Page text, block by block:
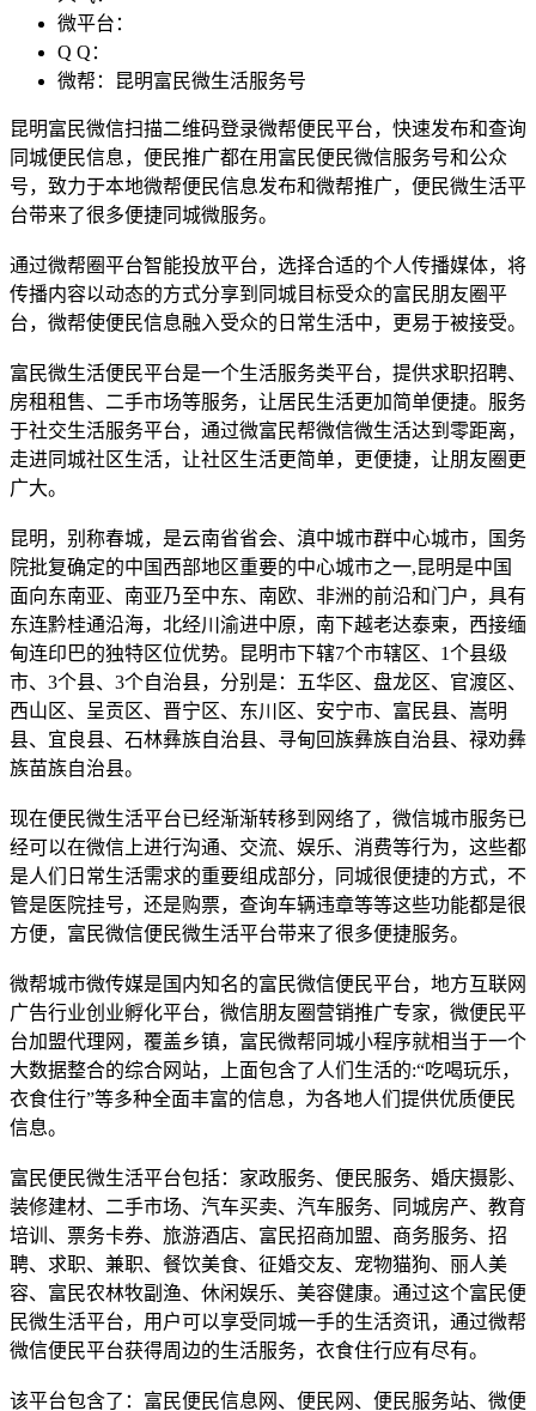
微平台：
Q Q：
微帮：昆明富民微生活服务号
昆明富民微信扫描二维码登录微帮便民平台，快速发布和查询
同城便民信息，便民推广都在用富民便民微信服务号和公众
号，致力于本地微帮便民信息发布和微帮推广，便民微生活平
台带来了很多便捷同城微服务。
通过微帮圈平台智能投放平台，选择合适的个人传播媒体，将
传播内容以动态的方式分享到同城目标受众的富民朋友圈平
台，微帮使便民信息融入受众的日常生活中，更易于被接受。
富民微生活便民平台是一个生活服务类平台，提供求职招聘、
房租租售、二手市场等服务，让居民生活更加简单便捷。服务
于社交生活服务平台，通过微富民帮微信微生活达到零距离，
走进同城社区生活，让社区生活更简单，更便捷，让朋友圈更
广大。
昆明，别称春城，是云南省省会、滇中城市群中心城市，国务
院批复确定的中国西部地区重要的中心城市之一,昆明是中国
面向东南亚、南亚乃至中东、南欧、非洲的前沿和门户，具有
东连黔桂通沿海，北经川渝进中原，南下越老达泰柬，西接缅
甸连印巴的独特区位优势。昆明市下辖7个市辖区、1个县级
市、3个县、3个自治县，分别是：五华区、盘龙区、官渡区、
西山区、呈贡区、晋宁区、东川区、安宁市、富民县、嵩明
县、宜良县、石林彝族自治县、寻甸回族彝族自治县、禄劝彝
族苗族自治县。
现在便民微生活平台已经渐渐转移到网络了，微信城市服务已
经可以在微信上进行沟通、交流、娱乐、消费等行为，这些都
是人们日常生活需求的重要组成部分，同城很便捷的方式，不
管是医院挂号，还是购票，查询车辆违章等等这些功能都是很
方便，富民微信便民微生活平台带来了很多便捷服务。
微帮城市微传媒是国内知名的富民微信便民平台，地方互联网
广告行业创业孵化平台，微信朋友圈营销推广专家，微便民平
台加盟代理网，覆盖乡镇，富民微帮同城小程序就相当于一个
大数据整合的综合网站，上面包含了人们生活的:“吃喝玩乐，
衣食住行”等多种全面丰富的信息，为各地人们提供优质便民
信息。
富民便民微生活平台包括：家政服务、便民服务、婚庆摄影、
装修建材、二手市场、汽车买卖、汽车服务、同城房产、教育
培训、票务卡券、旅游酒店、富民招商加盟、商务服务、招
聘、求职、兼职、餐饮美食、征婚交友、宠物猫狗、丽人美
容、富民农林牧副渔、休闲娱乐、美容健康。通过这个富民便
民微生活平台，用户可以享受同城一手的生活资讯，通过微帮
微信便民平台获得周边的生活服务，衣食住行应有尽有。
该平台包含了：富民便民信息网、便民网、便民服务站、微便